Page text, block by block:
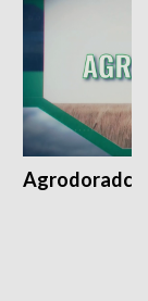
Agrodoradcy